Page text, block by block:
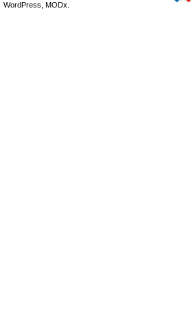
WordPress, MODx.